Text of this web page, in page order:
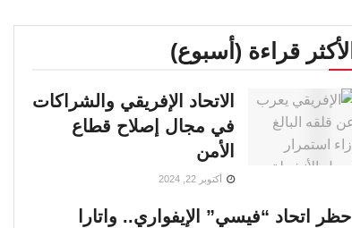
الأكثر قراءة (أسبوع)
الاتحاد الإفريقي والشراكات
في مجال إصلاح قطاع
الأمن
أكتوبر 22, 2024
حظر اتحاد “فيسي” الإيفواري.. واتارا